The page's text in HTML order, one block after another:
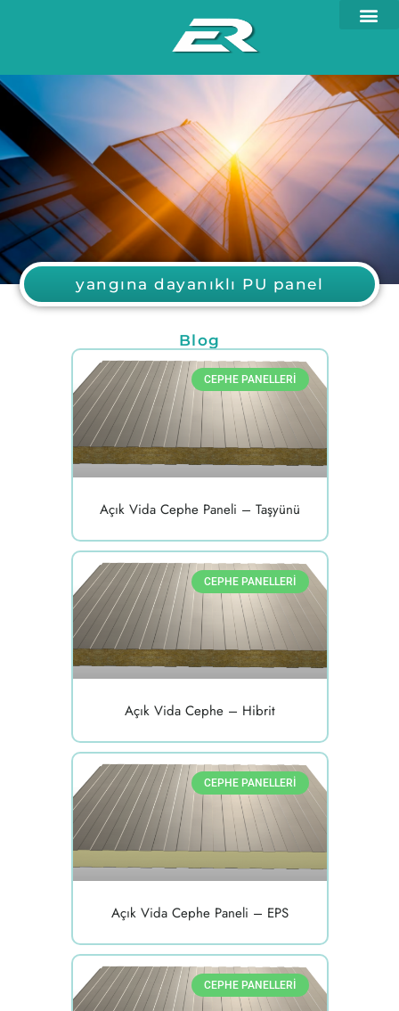
yangına dayanıklı PU panel
Blog
CEPHE PANELLERI
Açık Vida Cephe Paneli – Taşyünü
CEPHE PANELLERI
Açık Vida Cephe – Hibrit
CEPHE PANELLERI
Açık Vida Cephe Paneli – EPS
CEPHE PANELLERI